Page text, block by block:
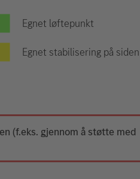
Egnet løftepunkt
Egnet stabilisering på siden
(f.eks. gjennom å støtte med